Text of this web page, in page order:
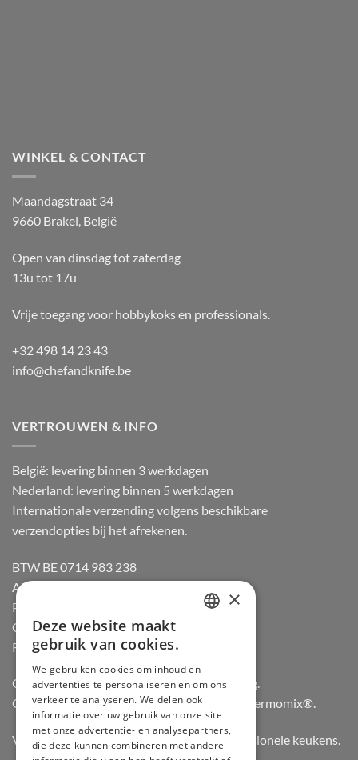
WINKEL & CONTACT
Maandagstraat 34
9660 Brakel, België
Open van dinsdag tot zaterdag
13u tot 17u
Vrije toegang voor hobbykoks en professionals.
+32 498 14 23 43
info@chefandknife.be
VERTROUWEN & INFO
België: levering binnen 3 werkdagen
Nederland: levering binnen 5 werkdagen
Internationale verzending volgens beschikbare
verzendopties bij het afrekenen.
BTW BE 0714 983 238
Algemene voorwaarden
Privacybeleid
Cookiebeleid
Retourneren
Officiële dealer van Gozney en Big Green Egg.
Officiële advisor en verdeler van Vorwerk Thermomix®.
Vertrouwd door hobbykoks, chefs en professionele keukens.
GERMAN
ENGLISH
×
Deze website maakt
gebruik van cookies.
We gebruiken cookies om inhoud en
advertenties te personaliseren en om ons
verkeer te analyseren. We delen ook
informatie over uw gebruik van onze site
met onze advertentie- en analysepartners,
die deze kunnen combineren met andere